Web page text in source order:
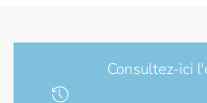
Consultez-ici